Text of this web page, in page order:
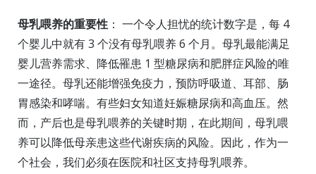
母乳喂养的重要性 ： 一个令人担忧的统计数字是，每 4
个婴儿中就有 3 个没有母乳喂养 6 个月。母乳最能满足
婴儿营养需求、降低罹患 1 型糖尿病和肥胖症风险的唯
一途径。母乳还能增强免疫力，预防呼吸道、耳部、肠
胃感染和哮喘。有些妇女知道妊娠糖尿病和高血压。然
而，产后也是母乳喂养的关键时期，在此期间，母乳喂
养可以降低母亲患这些代谢疾病的风险。因此，作为一
个社会，我们必须在医院和社区支持母乳喂养。